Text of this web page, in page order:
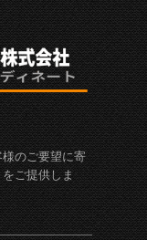
のご要望に寄
ご提供しま